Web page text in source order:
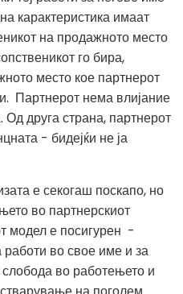
карактеристика имаат
на продажното место
го бира,
место кое партнерот
Партнерот нема влијание
друга страна, партнерот
- бидејќи не ја
е секогаш поскапо, но
во партнерскиот
модел е посигурен -
во свое име и за
во работењето и